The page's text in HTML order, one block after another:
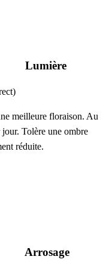
Lumière
meilleure floraison. Au
Tolère une ombre
réduite.
Arrosage